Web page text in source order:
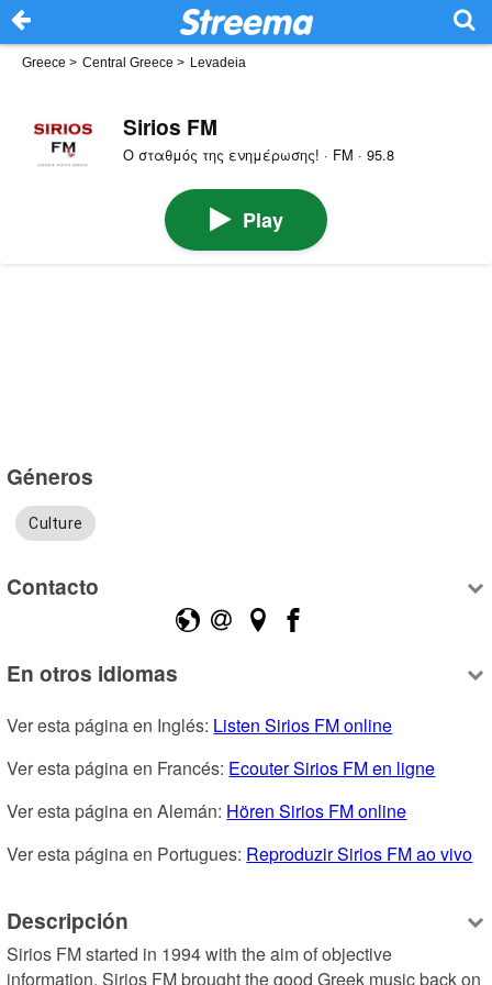
Greece > Central Greece > Levadeia
Sirios FM
Ο σταθμός της ενημέρωσης! · FM · 95.8
Play
Géneros
Culture
Contacto
En otros idiomas
Ver esta página en Inglés: Listen Sirios FM online
Ver esta página en Francés: Ecouter Sirios FM en ligne
Ver esta página en Alemán: Hören Sirios FM online
Ver esta página en Portugues: Reproduzir Sirios FM ao vivo
Descripción
Sirios FM started in 1994 with the aim of objective
information. Sirios FM brought the good Greek music back on